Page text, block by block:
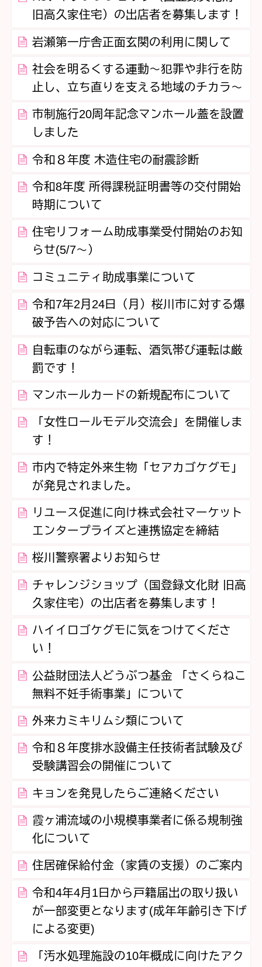
旧高久家住宅）の出店者を募集します！
岩瀬第一庁舎正面玄関の利用に関して
社会を明るくする運動～犯罪や非行を防
止し、立ち直りを支える地域のチカラ～
市制施行20周年記念マンホール蓋を設置
しました
令和８年度 木造住宅の耐震診断
令和8年度 所得課税証明書等の交付開始
時期について
住宅リフォーム助成事業受付開始のお知
らせ(5/7～）
コミュニティ助成事業について
令和7年2月24日（月）桜川市に対する爆
破予告への対応について
自転車のながら運転、酒気帯び運転は厳
罰です！
マンホールカードの新規配布について
「女性ロールモデル交流会」を開催しま
す！
市内で特定外来生物「セアカゴケグモ」
が発見されました。
リユース促進に向け株式会社マーケット
エンタープライズと連携協定を締結
桜川警察署よりお知らせ
チャレンジショップ（国登録文化財 旧高
久家住宅）の出店者を募集します！
ハイイロゴケグモに気をつけてくださ
い！
公益財団法人どうぶつ基金 「さくらねこ
無料不妊手術事業」について
外来カミキリムシ類について
令和８年度排水設備主任技術者試験及び
受験講習会の開催について
キョンを発見したらご連絡ください
霞ヶ浦流域の小規模事業者に係る規制強
化について
住居確保給付金（家賃の支援）のご案内
令和4年4月1日から戸籍届出の取り扱い
が一部変更となります(成年年齢引き下げ
による変更)
「汚水処理施設の10年概成に向けたアク